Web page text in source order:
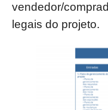
vendedor/
legais do projeto.